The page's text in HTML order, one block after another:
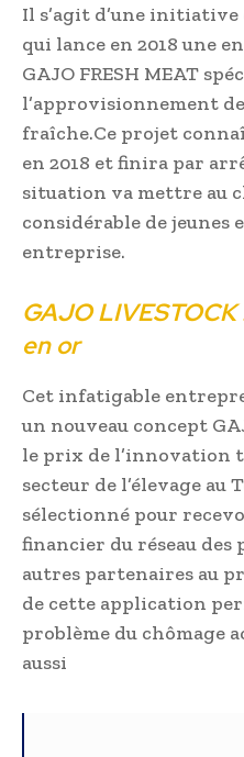
Il s’agit d’une initiative
qui lance en 2018 une
GAJO FRESH MEAT
l’approvisionnement
fraîche.Ce projet
en 2018 et finira par
situation va mettre au
considérable de jeunes
entreprise.
GAJO
en or
Cet infatigable
un nouveau concept
le prix de l’innovation
secteur de l’élevage au
sélectionné pour
financier du réseau des
autres partenaires au
de cette application
problème du chômage
aussi